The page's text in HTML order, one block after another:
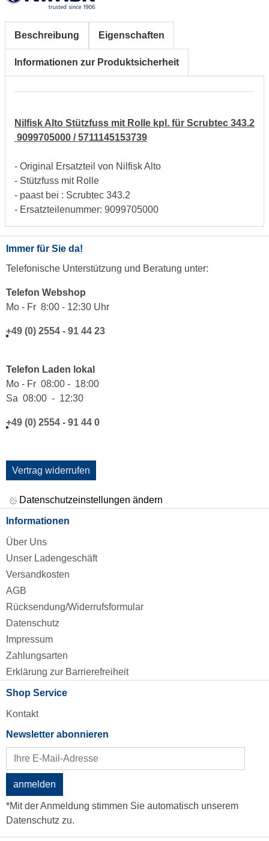
Beschreibung Eigenschaften
Informationen zur Produktsicherheit
Nilfisk Alto Stützfuss mit Rolle kpl. für Scrubtec 343.2
9099705000 / 5711145153739
- Original Ersatzteil von Nilfisk Alto
- Stützfuss mit Rolle
- paast bei : Scrubtec 343.2
- Ersatzteilenummer: 9099705000
Immer für Sie da!
Telefonische Unterstützung und Beratung unter:
Telefon Webshop
Mo - Fr 8:00 - 12:30 Uhr
+49 (0) 2554 - 91 44 23
Telefon Laden lokal
Mo - Fr 08:00 - 18:00
Sa 08:00 - 12:30
+49 (0) 2554 - 91 44 0
Vertrag widerrufen
Datenschutzeinstellungen ändern
Informationen
Über Uns
Unser Ladengeschäft
Versandkosten
AGB
Rücksendung/Widerrufsformular
Datenschutz
Impressum
Zahlungsarten
Erklärung zur Barrierefreiheit
Shop Service
Kontakt
Newsletter abonnieren
anmelden
*Mit der Anmeldung stimmen Sie automatisch unserem
Datenschutz zu.